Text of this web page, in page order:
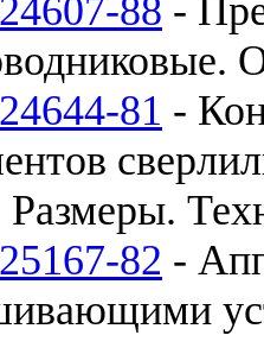
88 -
81 -
Размеры.
82 -